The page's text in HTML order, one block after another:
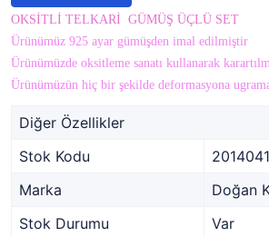
OKSİTLİ TELKARİ GÜMÜŞ ÜÇLÜ SET
Ürünümüz 925 ayar gümüşden imal edilmiştir
Ürünümüzde oksitleme sanatı kullanarak
Ürünümüzün hiç bir şekilde deformasyona
Diğer Özellikler
Stok Kodu
Marka
Doğan
Stok Durumu
Var